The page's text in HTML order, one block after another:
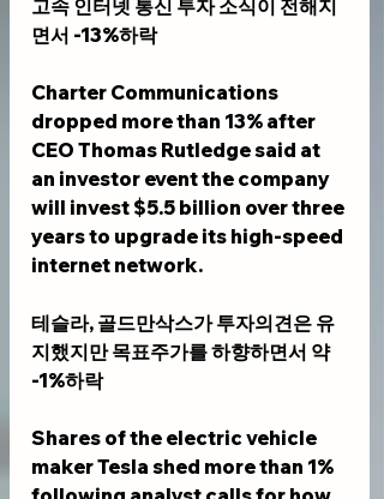
고속 인터넷 통신 투자 소식이 전해지
면서 -13%하락
Charter Communications
dropped more than 13% after
CEO Thomas Rutledge said at
an investor event the company
will invest $5.5 billion over three
years to upgrade its high-speed
internet network.
테슬라, 골드만삭스가 투자의견은 유
지했지만 목표주가를 하향하면서 약
-1%하락
Shares of the electric vehicle
maker Tesla shed more than 1%